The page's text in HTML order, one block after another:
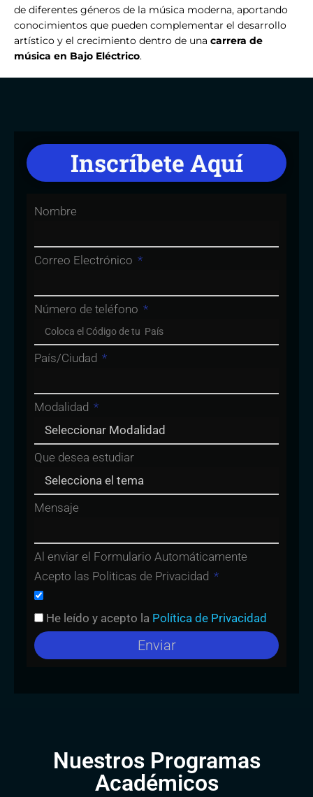
de diferentes géneros de la música moderna, aportando
conocimientos que pueden complementar el desarrollo
artístico y el crecimiento dentro de una carrera de
música en Bajo Eléctrico.
Inscríbete Aquí
Nombre
Correo Electrónico
Número de teléfono
País/Ciudad
Modalidad
Que desea estudiar
Mensaje
Al enviar el Formulario Automáticamente
Acepto las Politicas de Privacidad
He leído y acepto la Política de Privacidad
Enviar
Nuestros Programas
Académicos